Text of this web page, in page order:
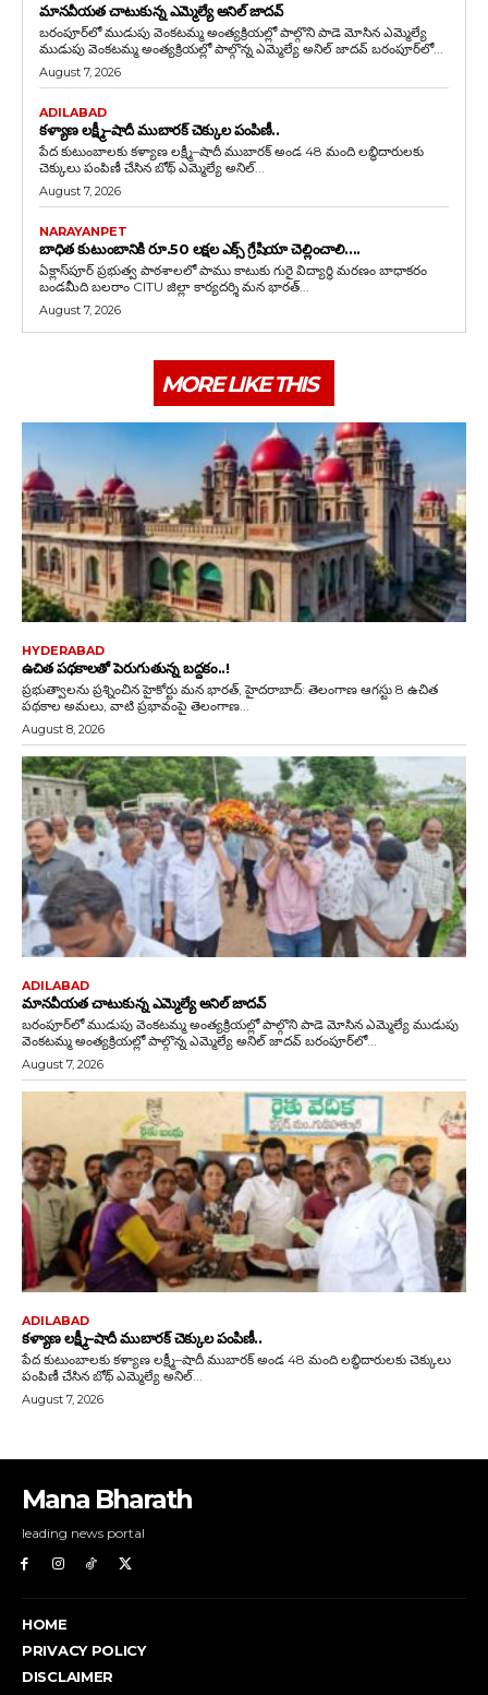
Mana Bharath
leading news portal
HOME
PRIVACY POLICY
DISCLAIMER